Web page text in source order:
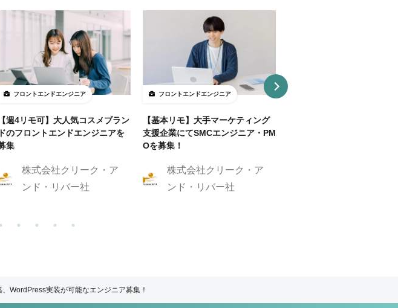
フロントエンドエンジニア
【週4リモ可】大人気コスメブラン
ドのフロントエンドエンジニアを
集
株式会社クリーク・ア
ンド・リバー社
フロントエンドエンジニア
【基本リモ】大手マーケティング
支援企業にてSMCエンジニア・PM
Oを募集！
株式会社クリーク・ア
ンド・リバー社
WordPress実装が可能なエンジニア募集！